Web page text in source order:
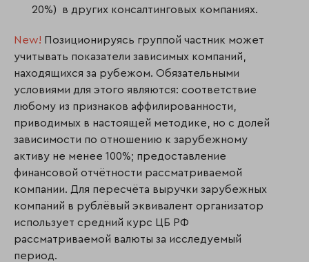
20%) в других консалтинговых компаниях.
New! Позиционируясь группой частник может
учитывать показатели зависимых компаний,
находящихся за рубежом. Обязательными
условиями для этого являются: соответствие
любому из признаков аффилированности,
приводимых в настоящей методике, но с долей
зависимости по отношению к зарубежному
активу не менее 100%; предоставление
финансовой отчётности рассматриваемой
компании. Для пересчёта выручки зарубежных
компаний в рублёвый эквивалент организатор
использует средний курс ЦБ РФ
рассматриваемой валюты за исследуемый
период.